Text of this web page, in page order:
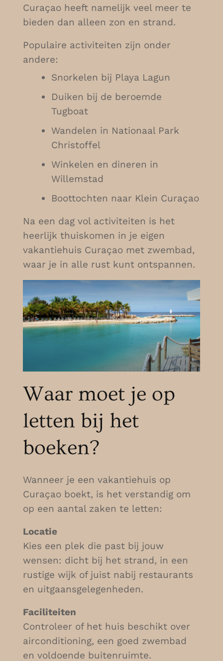
Curaçao heeft namelijk veel meer te
bieden dan alleen zon en strand.
Populaire activiteiten zijn onder
andere:
Snorkelen bij Playa Lagun
Duiken bij de beroemde
Tugboat
Wandelen in Nationaal Park
Christoffel
Winkelen en dineren in
Willemstad
Boottochten naar Klein Curaçao
Na een dag vol activiteiten is het
heerlijk thuiskomen in je eigen
vakantiehuis Curaçao met zwembad,
waar je in alle rust kunt ontspannen.
Waar moet je op
letten bij het
boeken?
Wanneer je een vakantiehuis op
Curaçao boekt, is het verstandig om
op een aantal zaken te letten:
Locatie
Kies een plek die past bij jouw
wensen: dicht bij het strand, in een
rustige wijk of juist nabij restaurants
en uitgaansgelegenheden.
Faciliteiten
Controleer of het huis beschikt over
airconditioning, een goed zwembad
en voldoende buitenruimte.